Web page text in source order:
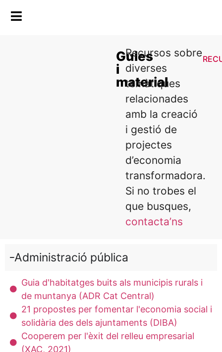
Guies
i
material
Recursos sobre
diverses
temàtiques
relacionades
amb la creació
i gestió de
projectes
d’economia
transformadora.
Si no trobes el
que busques,
contacta’ns
Administració pública
Guia d'habitatges buits als municipis rurals i
de muntanya (ADR Cat Central)
21 propostes per fomentar l'economia social i
solidària des dels ajuntaments (DIBA)
Cooperem per l'èxit del relleu empresarial
(XAC, 2021)